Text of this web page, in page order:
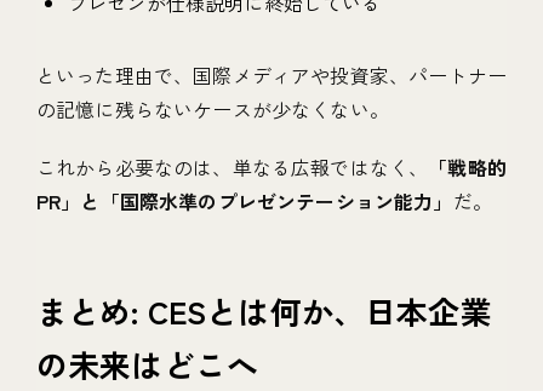
といった理由で、国際メディアや投資家、パートナー
の記憶に残らないケースが少なくない。
これから必要なのは、単なる広報ではなく、
「戦略的
PR」と「国際水準のプレゼンテーション能力」 だ。
まとめ: CESとは何か、日本企業
の未来はどこへ